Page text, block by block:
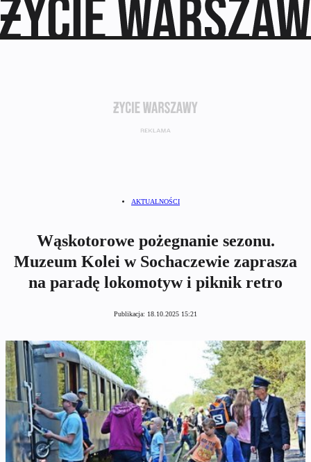
AKTUALNOŚCI
Wąskotorowe pożegnanie sezonu.
Muzeum Kolei w Sochaczewie zaprasza
na paradę lokomotyw i piknik retro
Publikacja: 18.10.2025 15:21